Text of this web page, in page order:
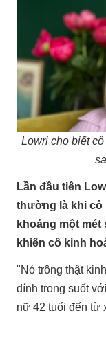
Lowri cho biết
Lần đầu tiên
thường là khi cô
khoảng một
khiến cô kinh
"Nó trông thật
dính trong suốt
nữ 42 tuổi đến từ